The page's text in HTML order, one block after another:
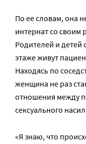
По ее словам, она
интернат со
Родителей и детей
этаже живут
Находясь по
женщина не раз
отношения между
сексуального
«Я знаю, что